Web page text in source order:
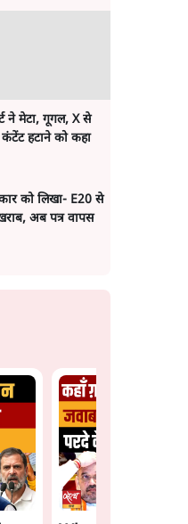
ने मेटा, गूगल, X से
हटाने को कहा
को लिखा- E20 से
अब पत्र वापस